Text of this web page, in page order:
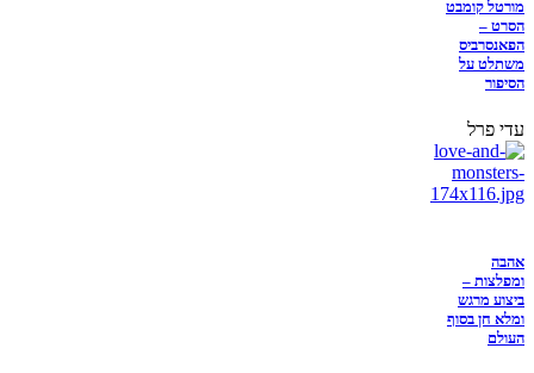
מורטל קומבט
הסרט –
הפאנסרביס
משתלט על
הסיפור
עדי פרל
אהבה
ומפלצות –
ביצוע מרגש
ומלא חן בסוף
העולם